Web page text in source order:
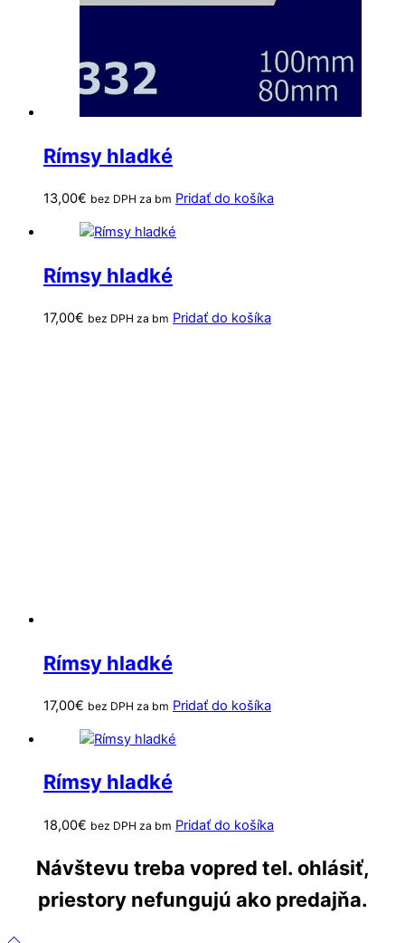
Rímsy hladké
13,00€ bez DPH za bm Pridať do košíka
Rímsy hladké
17,00€ bez DPH za bm Pridať do košíka
Rímsy hladké
17,00€ bez DPH za bm Pridať do košíka
Rímsy hladké
18,00€ bez DPH za bm Pridať do košíka
Návštevu treba vopred tel. ohlásiť,
priestory nefungujú ako predajňa.